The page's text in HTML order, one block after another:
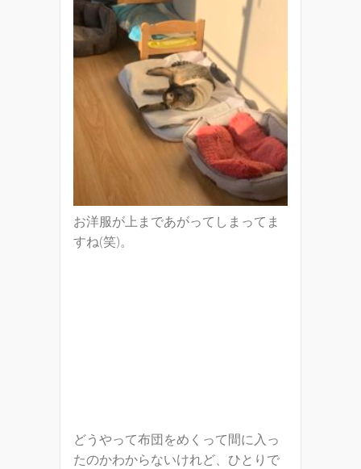
お洋服が上まであがってしまってま
すね(笑)。
どうやって布団をめくって間に入っ
たのかわからないけれど、ひとりで